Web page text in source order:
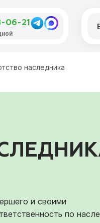
06-21
наследника
и своими
по